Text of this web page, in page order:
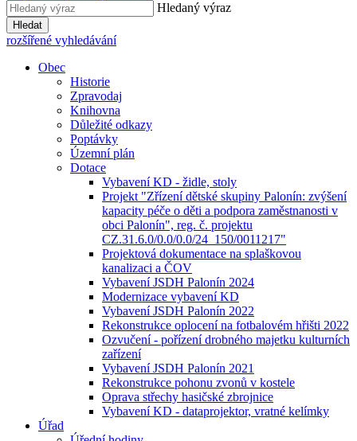
Hledaný výraz
Hledat
rozšířené vyhledávání
Obec
Historie
Zpravodaj
Knihovna
Důležité odkazy
Poptávky
Územní plán
Dotace
Vybavení KD - židle, stoly
Projekt "Zřízení dětské skupiny Palonín: zvýšení
kapacity péče o děti a podpora zaměstnanosti v
obci Palonín", reg. č. projektu
CZ.31.6.0/0.0/0.0/24_150/0011217"
Projektová dokumentace na splaškovou
kanalizaci a ČOV
Vybavení JSDH Palonín 2024
Modernizace vybavení KD
Vybavení JSDH Palonín 2022
Rekonstrukce oplocení na fotbalovém hřišti 2022
Ozvučení - pořízení drobného majetku kulturních
zařízení
Vybavení JSDH Palonín 2021
Rekonstrukce pohonu zvonů v kostele
Oprava střechy hasičské zbrojnice
Vybavení KD - dataprojektor, vratné kelímky
Úřad